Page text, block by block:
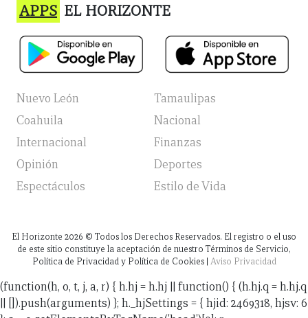
APPS EL HORIZONTE
Nuevo León
Tamaulipas
Coahuila
Nacional
Internacional
Finanzas
Opinión
Deportes
Espectáculos
Estilo de Vida
El Horizonte 2026 © Todos los Derechos Reservados. El registro o el uso
de este sitio constituye la aceptación de nuestro Términos de Servicio,
Política de Privacidad y Política de Cookies | Aviso Privacidad
(function(h, o, t, j, a, r) { h.hj = h.hj || function() { (h.hj.q = h.hj.q
|| []).push(arguments) }; h._hjSettings = { hjid: 2469318, hjsv: 6